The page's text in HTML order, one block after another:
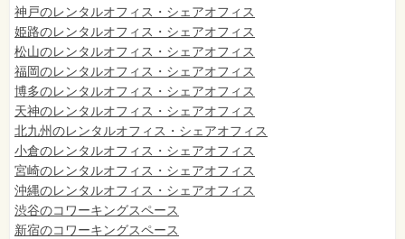
神戸のレンタルオフィス・シェアオフィス
姫路のレンタルオフィス・シェアオフィス
松山のレンタルオフィス・シェアオフィス
福岡のレンタルオフィス・シェアオフィス
博多のレンタルオフィス・シェアオフィス
天神のレンタルオフィス・シェアオフィス
北九州のレンタルオフィス・シェアオフィス
小倉のレンタルオフィス・シェアオフィス
宮崎のレンタルオフィス・シェアオフィス
沖縄のレンタルオフィス・シェアオフィス
渋谷のコワーキングスペース
新宿のコワーキングスペース